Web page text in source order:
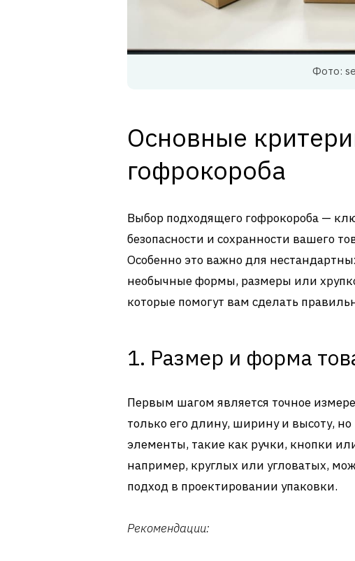
Фото:
Основные
гофрокороба
Выбор подходящего гофрокороба —
безопасности и сохранности вашего
Особенно это важно для
необычные формы, размеры или
которые помогут вам сделать
1. Размер и форма
Первым шагом является точное
только его длину, ширину и высоту,
элементы, такие как ручки, кнопки
например, круглых или угловатых,
подход в проектировании упаковки.
Рекомендации: